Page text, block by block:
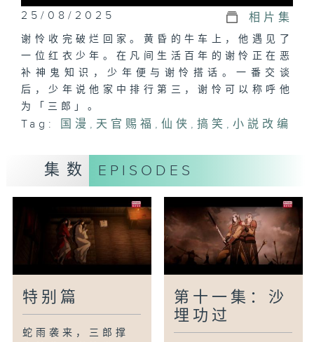
25/08/2025 相片集
谢怜收完破烂回家。黄昏的牛车上，他遇见了
一位红衣少年。在凡间生活百年的谢怜正在恶
补神鬼知识，少年便与谢怜搭话。一番交谈
后，少年说他家中排行第三，谢怜可以称呼他
为「三郎」。
Tag: 国漫 , 天官赐福 ,仙侠 ,搞笑 ,小説改编
集数 EPISODES
特别篇
蛇雨袭来，三郎撑
第十一集：沙
埋功过